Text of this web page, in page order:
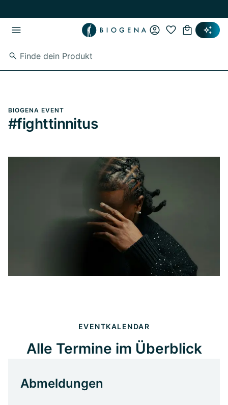
BIOGENA EVENT
#fighttinnitus
EVENTKALENDAR
Alle Termine im Überblick
Abmeldungen